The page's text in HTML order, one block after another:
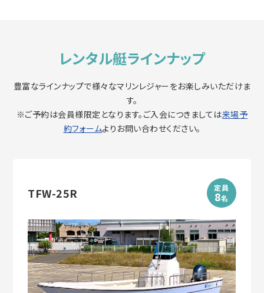
レンタル艇ラインナップ
豊富なラインナップで様々なマリンレジャーをお楽しみいただけま
す。
※ご予約は会員様限定となります。ご入会につきましては来場予
約フォームよりお問い合わせください。
TFW-25R 定員
8名